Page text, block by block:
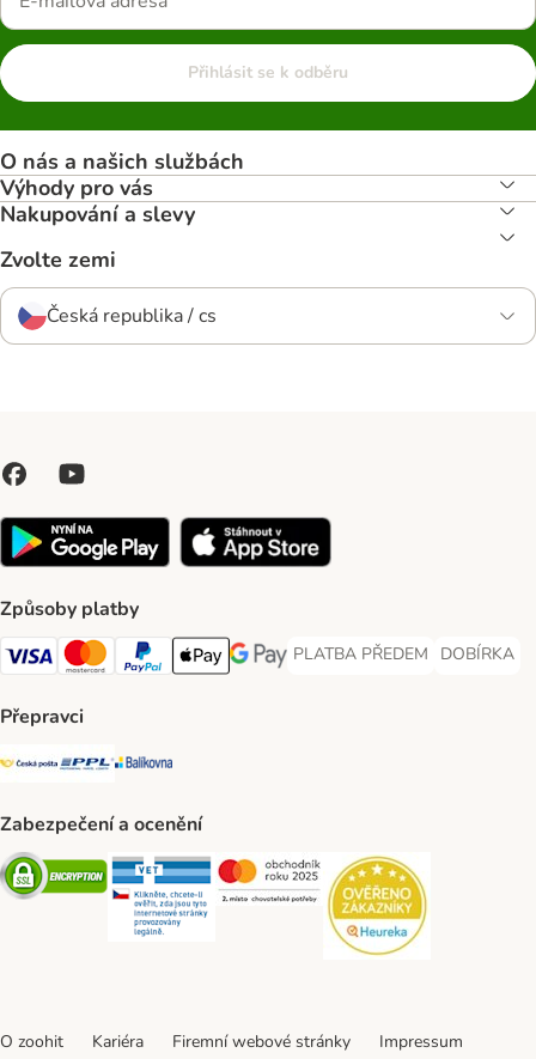
Přihlásit se k odběru
O nás a našich službách
Výhody pro vás
Nakupování a slevy
Zvolte zemi
Česká republika / cs
Způsoby platby
Visa Payment Method
Mastercard Payment Method
PayPal Payment Method
Apple pay Payment Method
GooglePay Payment Method
PLATBA PŘEDEM
PLATBA PŘEDEM Payment
DOBÍRKA
DOBÍRKA
Přepravci
Česká pošta Shipping Method
PPL Shipping Method
Balíkovna Shipping Method
Zabezpečení a ocenění
Security Security Security
O zoohit Kariéra Firemní webové stránky Impressum